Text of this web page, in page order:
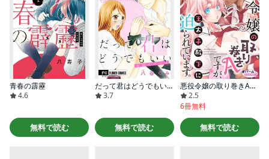
青春の霹靂
4.6
無料で読む
だって君はどうでもいい【マイクロ】
3.7
無料で読む
悪役令嬢の取り巻きAですが、王太子殿下に迫られています。
2.5
6冊無料
無料で読む